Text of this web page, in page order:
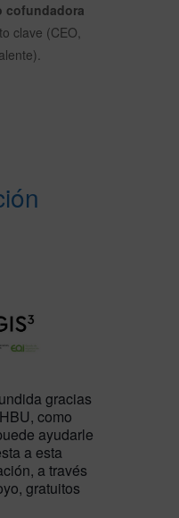
cofundadora
clave (CEO,
gracias
como
ayudarle
a esta
a través
gratuitos